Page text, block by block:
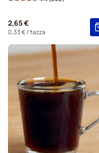
Kaffekapslen per Senseo®
2,65 €
0,33 €/ tazza